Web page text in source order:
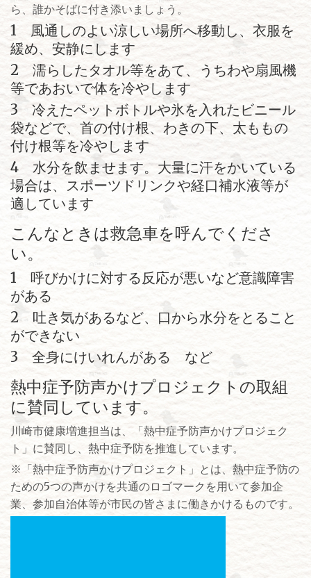
ら、誰かそばに付き添いましょう。
1 風通しのよい涼しい場所へ移動し、衣服を
緩め、安静にします
2 濡らしたタオル等をあて、うちわや扇風機
等であおいで体を冷やします
3 冷えたペットボトルや氷を入れたビニール
袋などで、首の付け根、わきの下、太ももの
付け根等を冷やします
4 水分を飲ませます。大量に汗をかいている
場合は、スポーツドリンクや経口補水液等が
適しています
こんなときは救急車を呼んでくださ
い。
1 呼びかけに対する反応が悪いなど意識障害
がある
2 吐き気があるなど、口から水分をとること
ができない
3 全身にけいれんがある など
熱中症予防声かけプロジェクトの取組
に賛同しています。
川崎市健康増進担当は、「熱中症予防声かけプロジェク
ト」に賛同し、熱中症予防を推進しています。
※「熱中症予防声かけプロジェクト」とは、熱中症予防の
ための5つの声かけを共通のロゴマークを用いて参加企
業、参加自治体等が市民の皆さまに働きかけるものです。